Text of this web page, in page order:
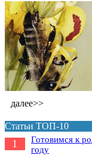
далее>>
Статьи ТОП-10
1
Готовимся к
году